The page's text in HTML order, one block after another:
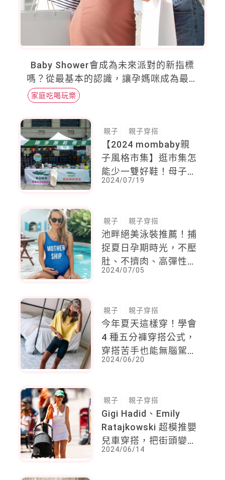
Baby Shower會成為未來派對的新指標
嗎？從最基本的認識，讓孕媽咪成為最新
家庭吃喝玩樂
親子 親子穿搭
【2024 mombaby親
子風格市集】逛市集怎
能少一雙好鞋！母子鱷
魚輕鬆穿搭出戶外風格
2024/07/19
親子 親子穿搭
池畔絕美泳裝推薦！捕
捉夏日孕期時光，不壓
肚、不擠肉、高彈性，
展現孕期高光時刻！
2024/07/05
親子 親子穿搭
今年夏天這樣穿！學會
4 種五分褲穿搭公式，
穿搭苦手也能無腦駕馭
多種風格
2024/06/20
親子 親子穿搭
Gigi Hadid、Emily
Ratajkowski 超模推嬰
兒車穿搭，把街頭變成
伸展台
2024/06/14